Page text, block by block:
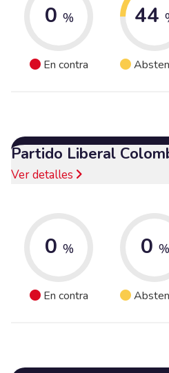
0 %
En contra
44
Partido Liberal
Ver detalles
0 %
En contra
0 %